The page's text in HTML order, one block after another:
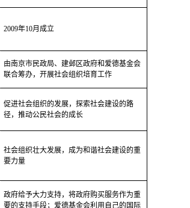
2009年10月成立
由南京市民政局、建邺区政府和爱德基金会
联合筹办，开展社会组织培育工作
促进社会组织的发展，探索社会建设的路
径，推动公民社会的成长
社会组织壮大发展，成为和谐社会建设的重
要力量
政府给予大力支持，将政府购买服务作为重
要的支持手段；爱德基金会利用自己的国际